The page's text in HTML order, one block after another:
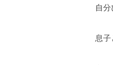
自
息子